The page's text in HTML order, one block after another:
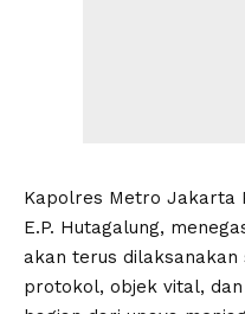
Kapolres Metro Jakarta
E.P. Hutagalung,
akan terus
protokol, objek vital,